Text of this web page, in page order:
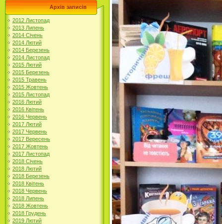
Архів записів
2012 Листопад
2013 Липень
2014 Січень
2014 Лютий
2014 Березень
2014 Листопад
2015 Лютий
2015 Березень
2015 Травень
2015 Жовтень
2015 Листопад
2016 Лютий
2016 Квітень
2016 Червень
2017 Лютий
2017 Червень
2017 Вересень
2017 Жовтень
2017 Листопад
2018 Січень
2018 Лютий
2018 Березень
2018 Квітень
2018 Червень
2018 Липень
2018 Жовтень
2018 Грудень
2019 Лютий